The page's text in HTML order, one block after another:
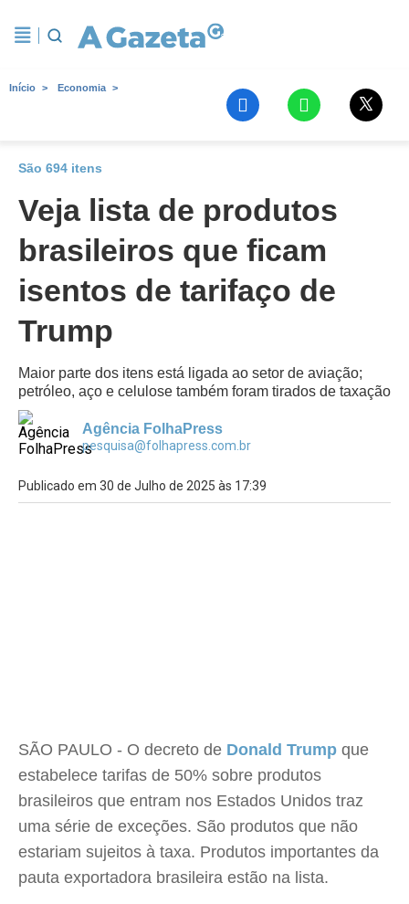
Início Economia
São 694 itens
Veja lista de produtos
brasileiros que ficam
isentos de tarifaço de
Trump
Maior parte dos itens está ligada ao setor de aviação;
petróleo, aço e celulose também foram tirados de taxação
Agência FolhaPress
pesquisa@folhapress.com.br
Publicado em 30 de Julho de 2025 às 17:39
SÃO PAULO - O decreto de Donald Trump que
estabelece tarifas de 50% sobre produtos
brasileiros que entram nos Estados Unidos traz
uma série de exceções. São produtos que não
estariam sujeitos à taxa. Produtos importantes da
pauta exportadora brasileira estão na lista.